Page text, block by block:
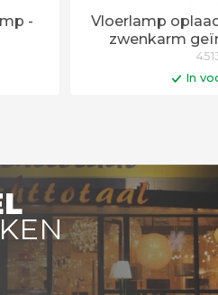
-
Vloerlamp
zwenkarm
In